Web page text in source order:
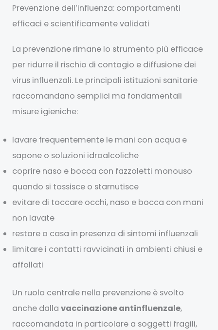
Prevenzione dell’influenza: comportamenti
efficaci e scientificamente validati
La prevenzione rimane lo strumento più efficace
per ridurre il rischio di contagio e diffusione dei
virus influenzali. Le principali istituzioni sanitarie
raccomandano semplici ma fondamentali
misure igieniche:
lavare frequentemente le mani con acqua e
sapone o soluzioni idroalcoliche
coprire naso e bocca con fazzoletti monouso
quando si tossisce o starnutisce
evitare di toccare occhi, naso e bocca con mani
non lavate
restare a casa in presenza di sintomi influenzali
limitare i contatti ravvicinati in ambienti chiusi e
affollati
Un ruolo centrale nella prevenzione è svolto
anche dallavaccinazione antinfluenzale,
raccomandata in particolare a soggetti fragili,